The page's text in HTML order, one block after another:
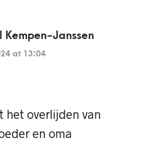
Kempen-Janssen
at 13:04
het overlijden van
en oma